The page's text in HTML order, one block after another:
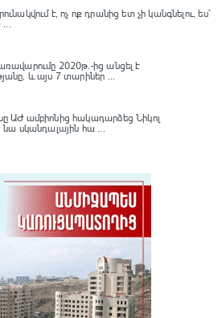
է, ոչ ոք դրանից ետ չի կանգնելու, ես՝
...
2020թ.-ից անցել է
և այս 7 տարիներ ...
ԱԺ ամբիոնից հակադարձեց Նիկոլ
նա սկանդալային հա ...